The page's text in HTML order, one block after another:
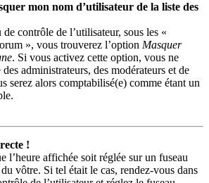
mon nom d’utilisateur de la liste des
de contrôle de l’utilisateur, sous les «
», vous trouverez l’option Masquer
. Si vous activez cette option, vous ne
administrateurs, des modérateurs et de
serez alors comptabilisé(e) comme étant un
!
l’heure affichée soit réglée sur un fuseau
vôtre. Si tel était le cas, rendez-vous dans